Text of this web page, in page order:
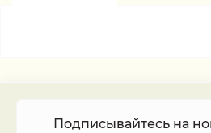
Подписывайтесь на